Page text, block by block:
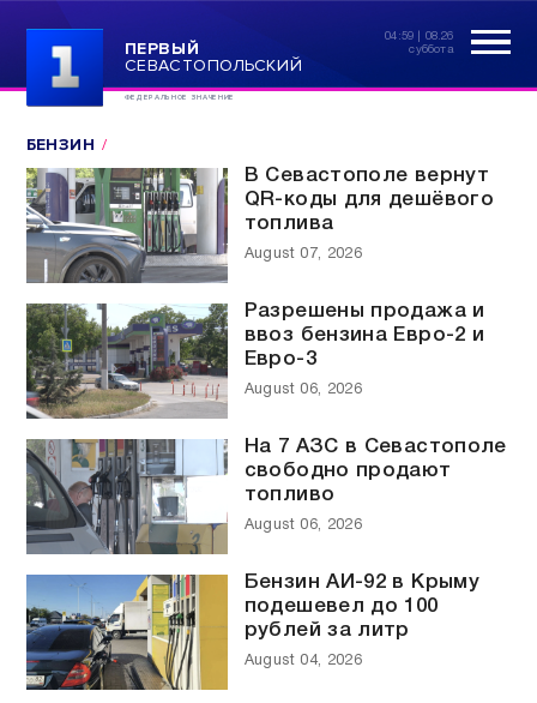
ПЕРВЫЙ
СЕВАСТОПОЛЬСКИЙ
ФЕДЕРАЛЬНОЕ ЗНАЧЕНИЕ
04:59 | 08.26
суббота
БЕНЗИН
В Севастополе вернут
QR-коды для дешёвого
топлива
August 07, 2026
Разрешены продажа и
ввоз бензина Евро-2 и
Евро-3
August 06, 2026
На 7 АЗС в Севастополе
свободно продают
топливо
August 06, 2026
Бензин АИ-92 в Крыму
подешевел до 100
рублей за литр
August 04, 2026